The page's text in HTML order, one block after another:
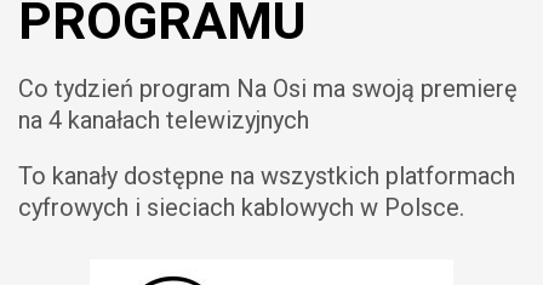
PROGRAMU
Co tydzień program Na Osi ma swoją premierę
na 4 kanałach telewizyjnych
To kanały dostępne na wszystkich platformach
cyfrowych i sieciach kablowych w Polsce.